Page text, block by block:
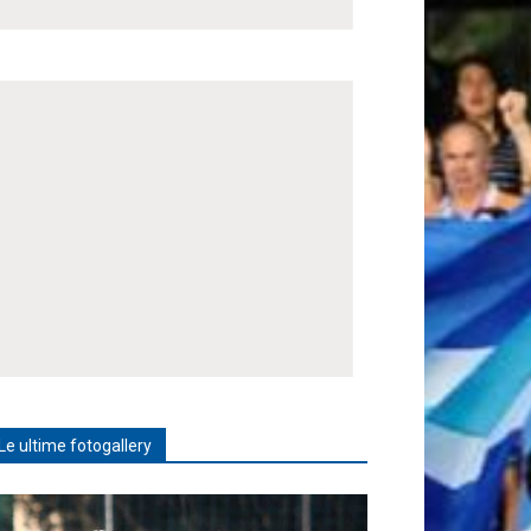
ultime fotogallery